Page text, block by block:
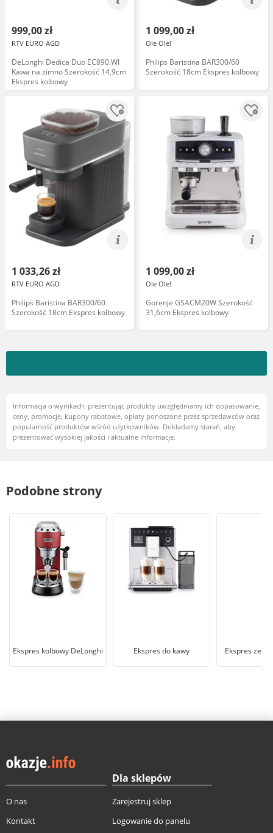
999,00 zł
RTV EURO AGD
DeLonghi Dedica Duo EC890.WI
Kawa na zimno Szerokość 14,9cm
Ekspres kolbowy
1 099,00 zł
Ole Ole!
Philips Baristina BAR300/60
Szerokość 18cm Ekspres kolbowy
1 033,26 zł
RTV EURO AGD
Philips Baristina BAR300/60
Szerokość 18cm Ekspres kolbowy
1 099,00 zł
Ole Ole!
Gorenje GSACM20W Szerokość
31,6cm Ekspres kolbowy
Informacja o wynikach: prezentując produkty uwzględniamy ich dopasowanie,
ceny, promocje, kupony rabatowe, opłaty ponoszone przez sprzedawców oraz
popularność produktów wśród użytkowników. Dokładamy starań, aby
prezentować wysokiej jakości i aktualne informacje.
Podobne strony
Ekspres kolbowy DeLonghi Ekspres do kawy Ekspres ze
O nas
Kontakt
Dla sklepów
Zarejestruj sklep
Logowanie do panelu